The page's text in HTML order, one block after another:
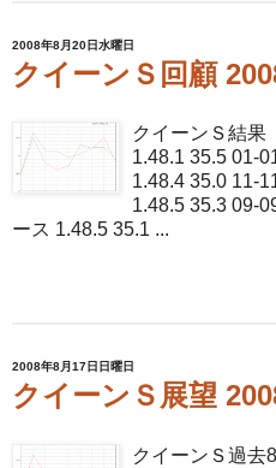
2008年8月20日水曜日
クイーンＳ回顧
クイーンＳ結果
1.48.1 35.5 01-
1.48.4 35.0 11-
1.48.5 35.3 09-
ース 1.48.5 35.1 ...
2008年8月17日日曜日
クイーンＳ展望
クイーンＳ過去